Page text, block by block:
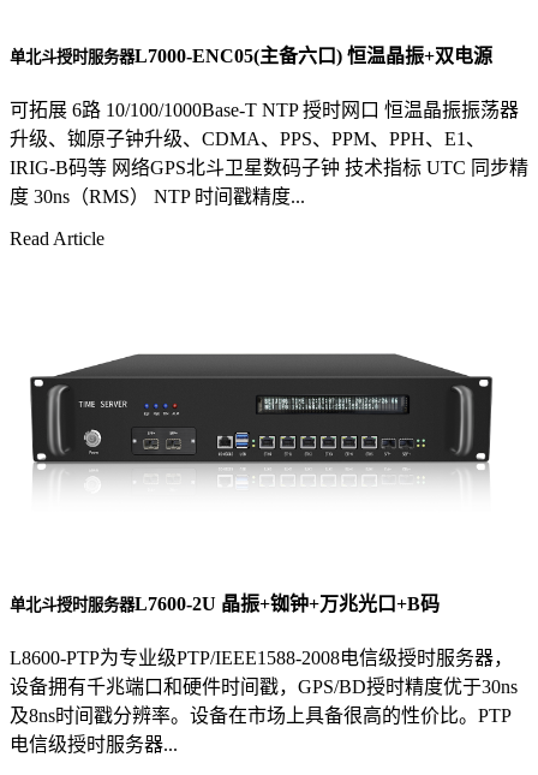
单北斗授时服务器L7000-ENC05(主备六口) 恒温晶振+双电源
可拓展 6路 10/100/1000Base-T NTP 授时网口 恒温晶振振荡器
升级、铷原子钟升级、CDMA、PPS、PPM、PPH、E1、
IRIG-B码等 网络GPS北斗卫星数码子钟 技术指标 UTC 同步精
度 30ns（RMS） NTP 时间戳精度...
Read Article
单北斗授时服务器L7600-2U 晶振+铷钟+万兆光口+B码
L8600-PTP为专业级PTP/IEEE1588-2008电信级授时服务器，
设备拥有千兆端口和硬件时间戳，GPS/BD授时精度优于30ns
及8ns时间戳分辨率。设备在市场上具备很高的性价比。PTP
电信级授时服务器...